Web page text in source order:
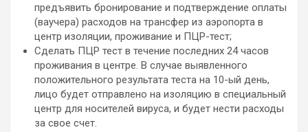
предъявить бронирование и подтверждение оплаты
(ваучера) расходов на трансфер из аэропорта в
центр изоляции, проживание и ПЦР-тест;
Сделать ПЦР тест в течение последних 24 часов
проживания в центре. В случае выявленного
положительного результата теста на 10-ый день,
лицо будет отправлено на изоляцию в специальный
центр для носителей вируса, и будет нести расходы
за свое счет.